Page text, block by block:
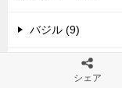
バジル (9)
ピアノ練習記 (2)
シェア